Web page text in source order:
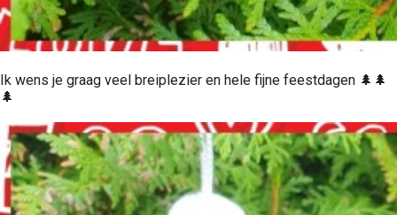
Ik wens je graag veel breiplezier en hele fijne feestdagen 🌲🌲
🌲